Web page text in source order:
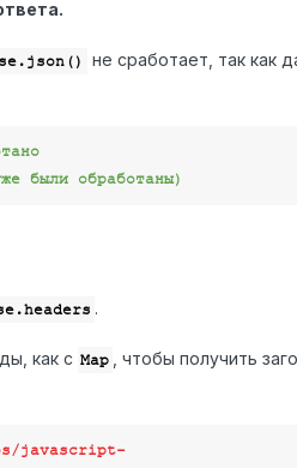
не сработает, так как
были обработаны)
.
как с Map
, чтобы получить
javascript-